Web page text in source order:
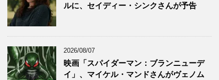
ルに、セイディー・シンクさんが予告
2026/08/07
映画「スパイダーマン：ブランニューデ
イ」、マイケル・マンドさんがヴェノム